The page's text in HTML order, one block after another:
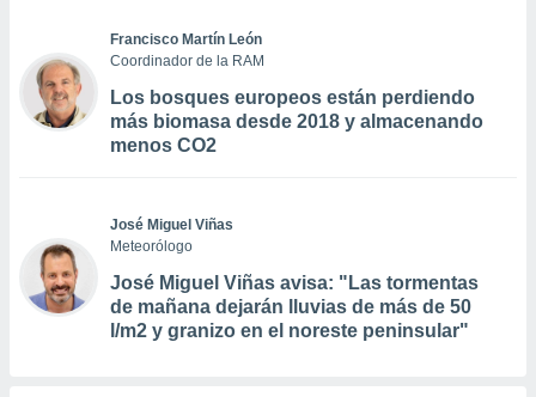
Francisco Martín León
Coordinador de la RAM
Los bosques europeos están perdiendo
más biomasa desde 2018 y almacenando
menos CO2
José Miguel Viñas
Meteorólogo
José Miguel Viñas avisa: "Las tormentas
de mañana dejarán lluvias de más de 50
l/m2 y granizo en el noreste peninsular"